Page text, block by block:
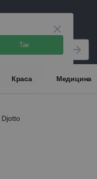
Так
Краса Медицина
Djotto